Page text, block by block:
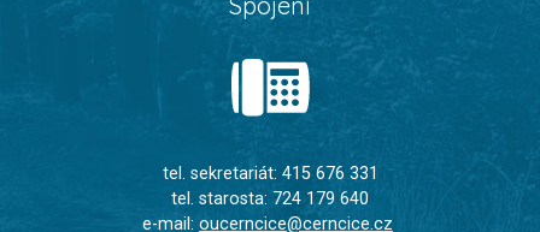
tel. sekretariát: 415 676 331
tel. starosta: 724 179 640
e-mail: oucerncice@cerncice.cz